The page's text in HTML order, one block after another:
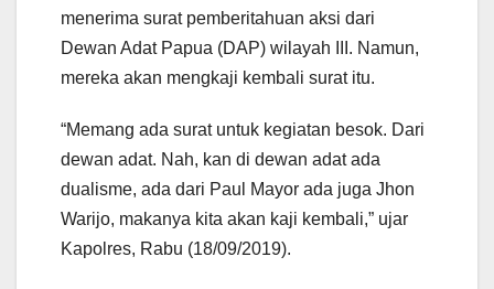
menerima surat pemberitahuan aksi dari
Dewan Adat Papua (DAP) wilayah III. Namun,
mereka akan mengkaji kembali surat itu.
“Memang ada surat untuk kegiatan besok. Dari
dewan adat. Nah, kan di dewan adat ada
dualisme, ada dari Paul Mayor ada juga Jhon
Warijo, makanya kita akan kaji kembali,” ujar
Kapolres, Rabu (18/09/2019).